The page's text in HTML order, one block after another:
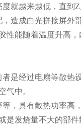
就越来越低，直到Z
造成白光拼接屏外
能随着温度升高，
是经过电扇等散热
气中。
，具有散热功率高
是发烧量不大的部